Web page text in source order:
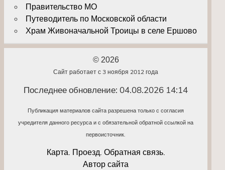
Правительство МО
Путеводитель по Московской области
Храм Живоначальной Троицы в селе Ершово
© 2026
Сайт работает с 3 ноября 2012 года
Последнее обновление: 04.08.2026 14:14
Публикация материалов сайта разрешена только с согласия
учредителя данного ресурса и с обязательной обратной ссылкой на
первоисточник.
Карта. Проезд. Обратная связь.
Автор сайта